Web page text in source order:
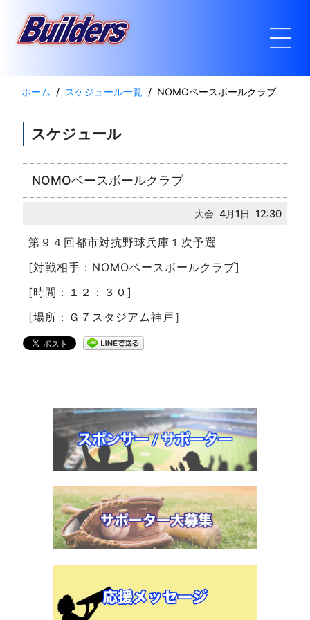
ホーム スケジュール一覧 NOMOベースボールクラブ
スケジュール
NOMOベースボールクラブ
大会 4月1日 12:30
第９４回都市対抗野球兵庫１次予選
[対戦相手：NOMOベースボールクラブ]
[時間：１２：３０]
[場所：Ｇ７スタジアム神戸］